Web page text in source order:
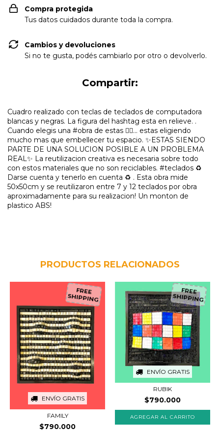
Compra protegida
Tus datos cuidados durante toda la compra.
Cambios y devoluciones
Si no te gusta, podés cambiarlo por otro o devolverlo.
Compartir:
Cuadro realizado con teclas de teclados de computadora
blancas y negras. La figura del hashtag esta en relieve. .
Cuando elegis una #obra de estas ☝🏾... estas eligiendo
mucho mas que embellecer tu espacio. ✨ESTAS SIENDO
PARTE DE UNA SOLUCION POSIBLE A UN PROBLEMA
REAL✨ La reutilizacion creativa es necesaria sobre todo
con estos materiales que no son reciclables. #teclados ♻️
Darse cuenta y tenerlo en cuenta ♻️ . Esta obra mide
50x50cm y se reutilizaron entre 7 y 12 teclados por obra
aproximadamente para su realizacion! Un monton de
plastico ABS!
PRODUCTOS RELACIONADOS
ENVÍO GRATIS
FREE
SHIPPING
FAMILY
$790.000
ENVÍO GRATIS
FREE
SHIPPING
RUBIK
$790.000